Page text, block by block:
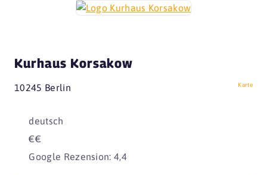
Kurhaus Korsakow
10245 Berlin Karte
deutsch
€€
Google Rezension: 4,4